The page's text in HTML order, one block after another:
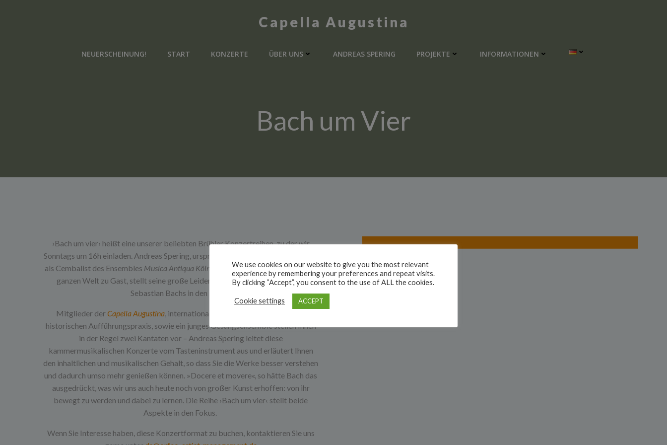
Capella Augustina
NEUERSCHEINUNG! START KONZERTE ÜBER UNS ANDREAS SPERING PROJEKTE INFORMATIONEN
Bach um Vier
›Bach um vier‹ heißt eine unserer beliebten Brühler Konzertreihen, zu der wir
Sonntags um 16h einladen. Andreas Spering, ursprünglich Organist und viele Jahre
als Cembalist des Ensembles Musica Antiqua Köln
auf vielen Konzertpodien in der
ganzen Welt zu Gast, stellt seine große Leidenschaft, die Kantaten Johann
Sebastian Bachs in den Fokus.
Mitglieder der Capella Augustina, international anerkannte Spezialisten der
historischen Aufführungspraxis, sowie ein junges Gesangsensemble stellen Ihnen
in der Regel zwei Kantaten vor – Andreas Spering leitet diese
kammermusikalischen Konzerte vom Tasteninstrument aus und erläutert Ihnen
den inhaltlichen und musikalischen Gehalt, so dass Sie die Werke besser verstehen
und dadurch umso mehr genießen können. »Docere et movere«, so hätte Bach das
ausgedrückt, was wir uns auch heute noch von großer Kunst erhoffen: von ihr
bewegt zu werden und dabei zu lernen. Die Reihe ›Bach um vier‹ stellt beide
Aspekte in den Fokus.
Wenn Sie Interesse haben, diese Konzertformat zu buchen, kontaktieren Sie uns
We use cookies on our website to give you the most relevant
experience by remembering your preferences and repeat visits.
By clicking “Accept”, you consent to the use of ALL the cookies.
Cookie settings ACCEPT